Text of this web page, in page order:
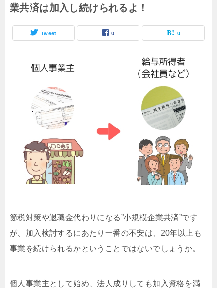
業共済は加入し続けられるよ！
Tweet 0 0
節税対策や退職金代わりになる”小規模企業共済”です
が、加入検討するにあたり一番の不安は、20年以上も
事業を続けられるかということではないでしょうか。
個人事業主として始め、法人成りしても加入資格を満